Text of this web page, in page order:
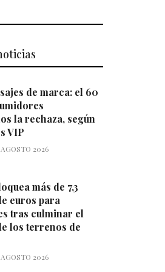
de marca: el 60
la rechaza, según
VIP
2026
más de 7,3
euros para
tras culminar el
los terrenos de
2026